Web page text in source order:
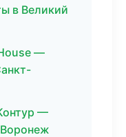
в Великий
—
—